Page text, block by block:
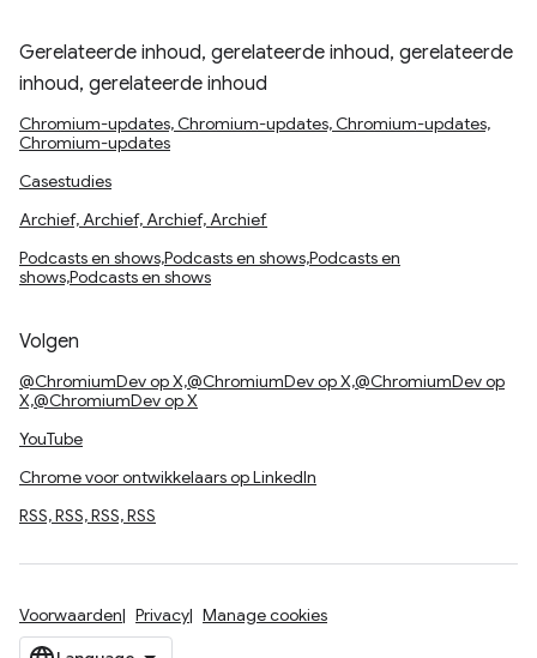
Gerelateerde inhoud, gerelateerde inhoud, gerelateerde
inhoud, gerelateerde inhoud
Chromium-updates, Chromium-updates, Chromium-updates,
Chromium-updates
Casestudies
Archief, Archief, Archief, Archief
Podcasts en shows,Podcasts en shows,Podcasts en
shows,Podcasts en shows
Volgen
@ChromiumDev op X,@ChromiumDev op X,@ChromiumDev op
X,@ChromiumDev op X
YouTube
Chrome voor ontwikkelaars op LinkedIn
RSS, RSS, RSS, RSS
Voorwaarden Privacy Manage cookies